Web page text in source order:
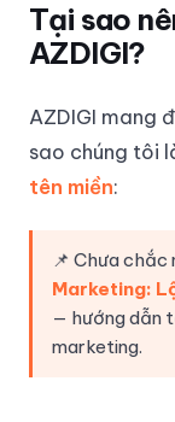
Tại sao
AZDIGI?
AZDIGI mang
sao chúng tôi
tên miền:
📌 Chưa
Marketing:
— hướng dẫn
marketing.